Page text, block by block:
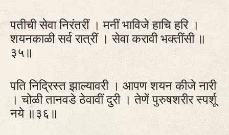
पतीची सेवा निरंतरीं । मनीं भाविजे हाचि हरि ।
शयनकाळी सर्व रात्रीं । सेवा करावी भक्तींसी ॥
३५॥
पति निद्रिस्त झाल्यावरी । आपण शयन कीजे नारी
। चोळी तानवडे ठेवावीं दुरी । तेणें पुरुषशरीर स्पर्शू
नये ॥३६॥